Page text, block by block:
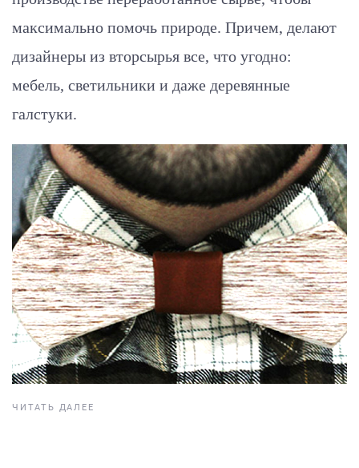
максимально помочь природе. Причем, делают
дизайнеры из вторсырья все, что угодно:
мебель, светильники и даже деревянные
галстуки.
ЧИТАТЬ ДАЛЕЕ